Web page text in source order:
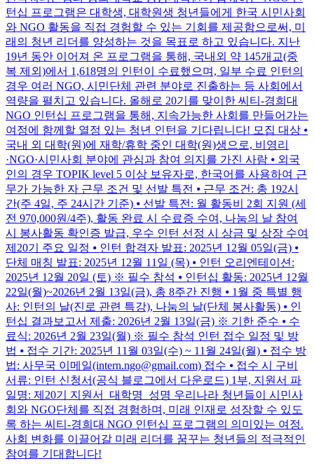
턴십 프로그램은 대학생, 대학원생 청년들에게 한국 시민사회
와 NGO 활동을 직접 경험할 수 있는 기회를 제공함으로써, 미
래의 청년 리더를 양성하는 것을 목표로 하고 있습니다. 지난
19년 동안 이어져 온 프로그램을 통해, 국내외 약 145개교(중
복 제외)에서 1,618명의 인턴이 수료했으며, 일부 수료 인턴의
경우 여러 NGO, 시민단체 관련 분야로 진출하는 등 사회에서
역량을 펼치고 있습니다. 올해로 20기를 맞이한 씨티-경희대
NGO 인턴십 프로그램을 통해, 지속가능한 사회를 만들어가는
여정에 함께할 열정 있는 청년 인턴을 기다립니다! 모집 대상 ⦁
국내 외 대학(원)에 재학/휴학 중인 대학(원)생으로, 비영리
·NGO·시민사회 분야에 관심과 참여 의지를 가진 사람 ⦁ 외국
인의 경우 TOPIK level 5 이상 보유자로, 한국어를 사용하여 근
무가 가능한 자 근무 조건 및 선발 특전 ⦁ 근무 조건: 총 192시
간(주 4일, 주 24시간 기준) ⦁ 선발 특전: 월 활동비 2회 지원 (세
전 970,000원/4주), 활동 완료 시 수료증 수여, 나눔의 날 참여
시 봉사활동 확인증 발급, 우수 인턴 선정 시 상금 및 상장 수여
제20기 주요 일정 ⦁ 인턴 합격자 발표: 2025년 12월 05일(금) ⦁
단체 매칭 발표: 2025년 12월 11일 (목) ⦁ 인턴 오리엔테이션:
2025년 12월 20일 (토) ※ 필수 참석 ⦁ 인턴십 활동: 2025년 12월
22일(월)~2026년 2월 13일(금), 총 8주간 진행 ⦁ 1월 중 특별 행
사: 인턴의 날(진로 관련 특강), 나눔의 날(단체 봉사활동) ⦁ 인
턴십 결과보고서 제출: 2026년 2월 13일(금) ※ 기한 준수 ⦁ 수
료식: 2026년 2월 23일(월) ※ 필수 참석 인턴 접수 일정 및 방
법 ⦁ 접수 기간: 2025년 11월 03일(수) ~ 11월 24일(월) ⦁ 접수 방
법: 사무국 이메일(intern.ngo@gmail.com) 접수 ⦁ 접수 시 구비
서류: 인턴 신청서(공식 블로그에서 다운로드) 1부, 지원서 파
일명: 제20기 지원서_대학명_성명 우리나라 청년들이 시민사
회와 NGO단체를 직접 경험하며, 미래 인재로 성장할 수 있도
록 하는 씨티-경희대 NGO 인턴십 프로그램의 의미있는 여정.
사회 변화를 이끌어갈 미래 리더를 꿈꾸는 청년들의 적극적인
참여를 기대합니다!